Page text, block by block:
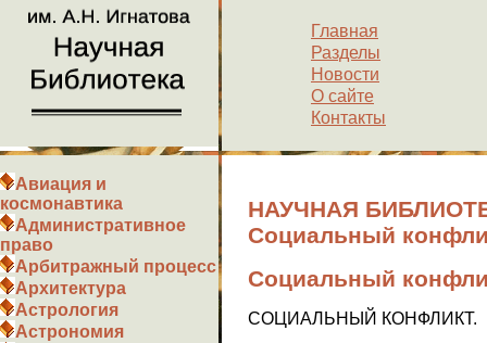
Главная
Разделы
Новости
О сайте
Контакты
Авиация и
космонавтика
Административное
право
Арбитражный процесс
Архитектура
Астрология
Астрономия
НАУЧНАЯ
Социальный
Социальный
СОЦИАЛЬНЫЙ КОНФЛИКТ.